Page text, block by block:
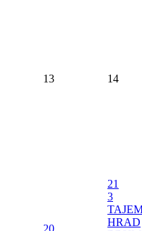
13 14
21
3
HRAD